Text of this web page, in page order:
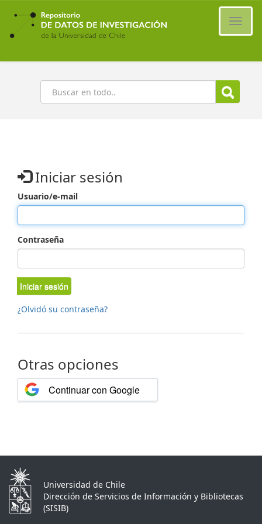
Ir
contenido
principal
Buscar
Iniciar sesión
Usuario/e-mail
Contraseña
Iniciar sesión
¿Olvidó su contraseña?
Otras opciones
Continuar con Google
Universidad de Chile
Dirección de Servicios de Información y Bibliotecas
(SISIB)